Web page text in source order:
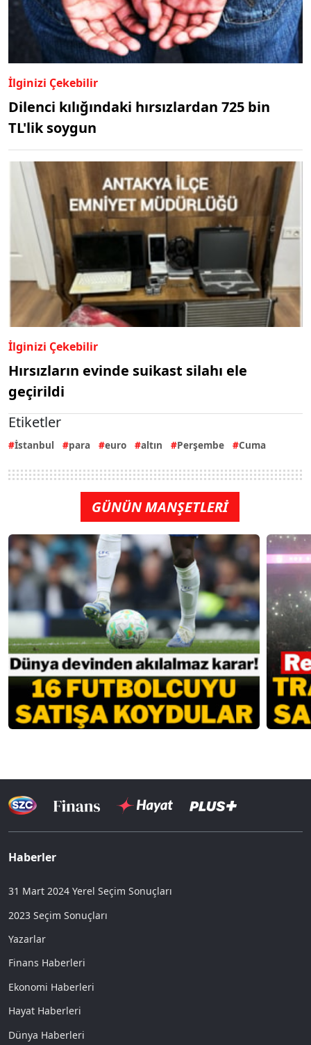
İlginizi Çekebilir
Dilenci kılığındaki hırsızlardan 725 bin
TL'lik soygun
İlginizi Çekebilir
Hırsızların evinde suikast silahı ele
geçirildi
Etiketler
İstanbul para euro altın Perşembe Cuma
GÜNÜN MANŞETLERİ
Haberler
31 Mart 2024 Yerel Seçim Sonuçları
2023 Seçim Sonuçları
Yazarlar
Finans Haberleri
Ekonomi Haberleri
Hayat Haberleri
Dünya Haberleri